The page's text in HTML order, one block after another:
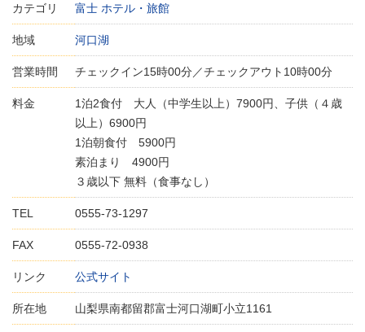
カテゴリ 富士 ホテル・旅館
地域 河口湖
営業時間 チェックイン15時00分／チェックアウト10時00分
料金
1泊2食付 大人（中学生以上）7900円、子供（４歳
以上）6900円
1泊朝食付 5900円
素泊まり 4900円
３歳以下 無料（食事なし）
TEL 0555-73-1297
FAX 0555-72-0938
リンク 公式サイト
所在地 山梨県南都留郡富士河口湖町小立1161